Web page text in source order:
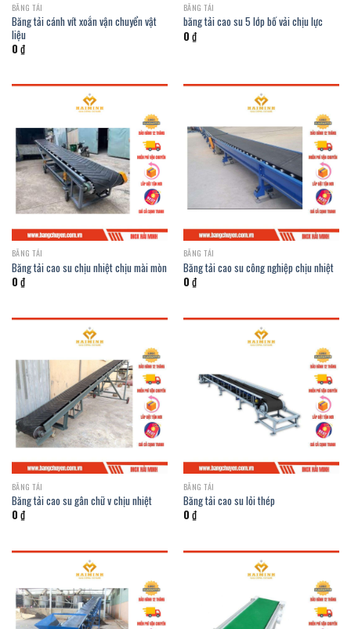
BĂNG TẢI
Băng tải cánh vít xoắn vận chuyển vật
liệu
0 ₫
BĂNG TẢI
băng tải cao su 5 lớp bố vải chịu lực
0 ₫
BĂNG TẢI
Băng tải cao su chịu nhiệt chịu mài mòn
0 ₫
BĂNG TẢI
Băng tải cao su công nghiệp chịu nhiệt
0 ₫
BĂNG TẢI
Băng tải cao su gân chữ v chịu nhiệt
0 ₫
BĂNG TẢI
Băng tải cao su lỏi thép
0 ₫